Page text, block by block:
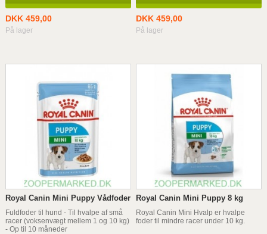
DKK 459,00
På lager
DKK 459,00
På lager
Royal Canin Mini Puppy Vådfoder
Fuldfoder til hund - Til hvalpe af små
racer (voksenvægt mellem 1 og 10 kg)
- Op til 10 måneder
Royal Canin Mini Puppy 8 kg
Royal Canin Mini Hvalp er hvalpe
foder til mindre racer under 10 kg.